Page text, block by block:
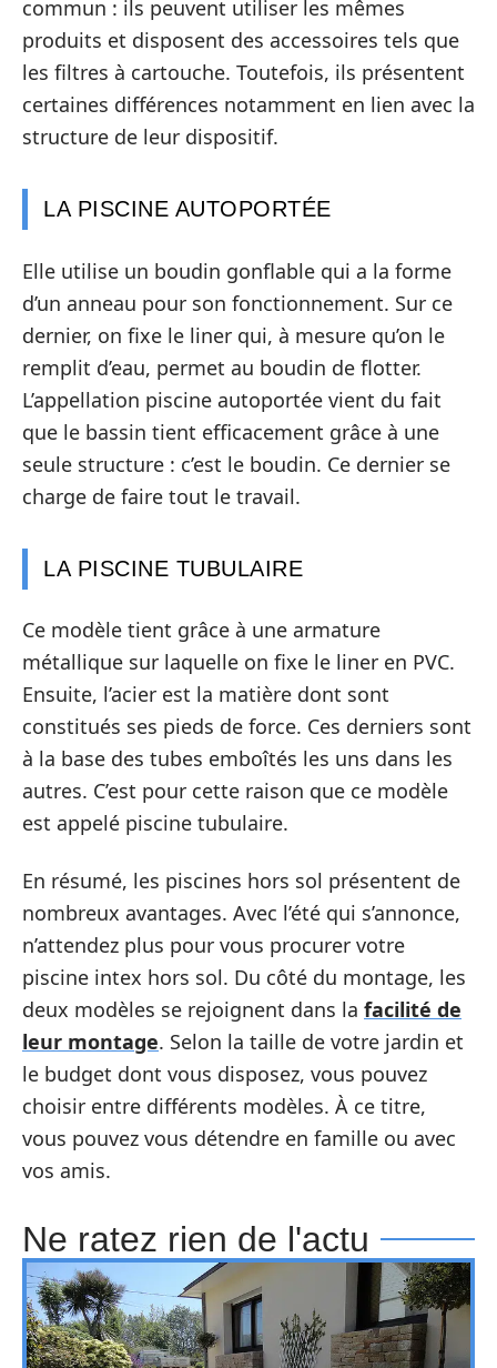
commun : ils peuvent utiliser les mêmes
produits et disposent des accessoires tels que
les filtres à cartouche. Toutefois, ils présentent
certaines différences notamment en lien avec la
structure de leur dispositif.
LA PISCINE AUTOPORTÉE
Elle utilise un boudin gonflable qui a la forme
d’un anneau pour son fonctionnement. Sur ce
dernier, on fixe le liner qui, à mesure qu’on le
remplit d’eau, permet au boudin de flotter.
L’appellation piscine autoportée vient du fait
que le bassin tient efficacement grâce à une
seule structure : c’est le boudin. Ce dernier se
charge de faire tout le travail.
LA PISCINE TUBULAIRE
Ce modèle tient grâce à une armature
métallique sur laquelle on fixe le liner en PVC.
Ensuite, l’acier est la matière dont sont
constitués ses pieds de force. Ces derniers sont
à la base des tubes emboîtés les uns dans les
autres. C’est pour cette raison que ce modèle
est appelé piscine tubulaire.
En résumé, les piscines hors sol présentent de
nombreux avantages. Avec l’été qui s’annonce,
n’attendez plus pour vous procurer votre
piscine intex hors sol. Du côté du montage, les
deux modèles se rejoignent dans la facilité de
leur montage. Selon la taille de votre jardin et
le budget dont vous disposez, vous pouvez
choisir entre différents modèles. À ce titre,
vous pouvez vous détendre en famille ou avec
vos amis.
Ne ratez rien de l'actu